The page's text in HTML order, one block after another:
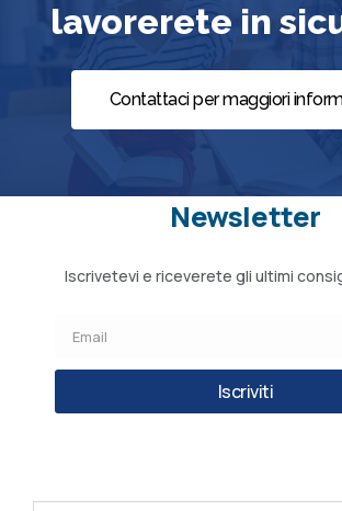
lavorerete in
Contattaci per maggiori
Newsletter
Iscrivetevi e riceverete gli ultimi
Iscriviti